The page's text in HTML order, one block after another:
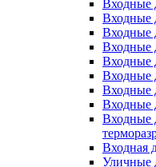
Входные
Входные
Входные
Входные
Входные
Входные
Входные
Входные
Входные
Входная
Уличные